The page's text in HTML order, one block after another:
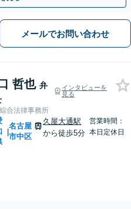
メールでお問い合わせ
哲也 弁
インタビューを
見る
合法律事務所
|
名古屋
市中区
久屋大通駅
から徒歩5分
営業時間：
本日定休日